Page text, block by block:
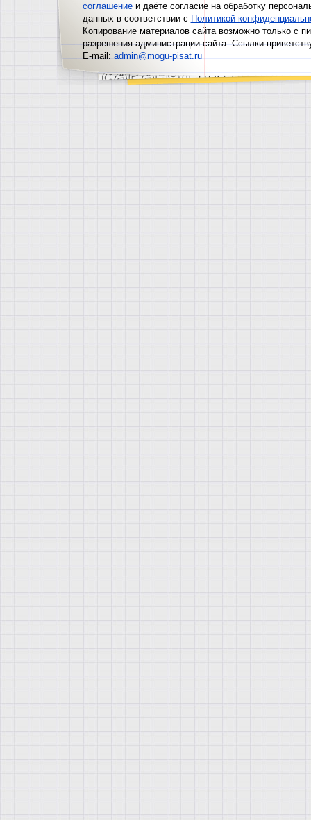
соглашениеи даёте согласие на обработку
данных в соответствии сПолитикой
Копирование материалов сайта возможно только с
разрешения администрации сайта. Ссылки
E-mail:admin@mogu-pisat.ru